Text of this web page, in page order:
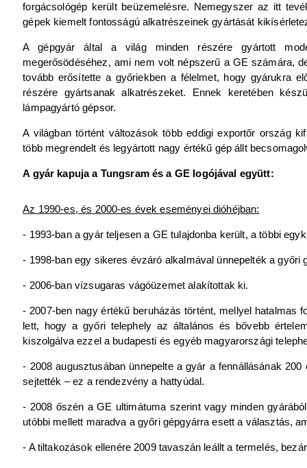
forgácsológép került beüzemelésre. Nemegyszer az itt
gépek kiemelt fontosságú alkatrészeinek gyártását
A gépgyár által a világ minden részére gyártott
megerősödéséhez, ami nem volt népszerű a GE számára,
tovább erősítette a győriekben a félelmet, hogy gyárukra
részére gyártsanak alkatrészeket. Ennek keretében
lámpagyártó gépsor.
A világban történt változások több eddigi exportőr ország
több megrendelt és legyártott nagy értékű gép állt
A gyár kapuja a Tungsram és a GE logójával együtt:
Az 1990-es, és 2000-es évek eseményei dióhéjban:
- 1993-ban a gyár teljesen a GE tulajdonba került, a többi
- 1998-ban egy sikeres évzáró alkalmával ünnepelték a
- 2006-ban vízsugaras vágóüzemet alakítottak ki.
- 2007-ben nagy értékű beruházás történt, mellyel
lett, hogy a győri telephely az általános és bővebb
kiszolgálva ezzel a budapesti és egyéb magyarországi
- 2008 augusztusában ünnepelte a gyár a fennállásának
sejtették – ez a rendezvény a hattyúdal.
- 2008 őszén a GE ultimátuma szerint vagy minden
utóbbi mellett maradva a győri gépgyárra esett a választás,
- A tiltakozások ellenére 2009 tavaszán leállt a termelés,